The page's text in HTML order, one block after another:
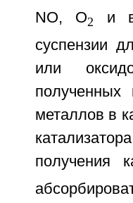
NO, O2
и
суспензии
или
полученных
металлов в
получения